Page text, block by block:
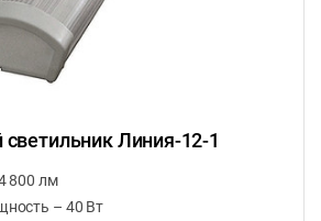
Линия-12-1
800 лм
– 40 Вт